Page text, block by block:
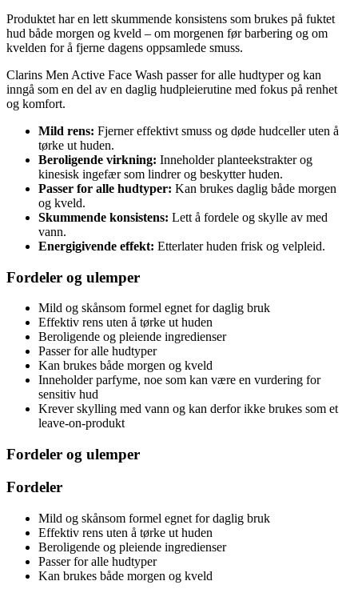
Produktet har en lett skummende konsistens som brukes på fuktet
hud både morgen og kveld – om morgenen før barbering og om
kvelden for å fjerne dagens oppsamlede smuss.
Clarins Men Active Face Wash passer for alle hudtyper og kan
inngå som en del av en daglig hudpleierutine med fokus på renhet
og komfort.
Mild rens: Fjerner effektivt smuss og døde hudceller uten å
tørke ut huden.
Beroligende virkning: Inneholder planteekstrakter og
kinesisk ingefær som lindrer og beskytter huden.
Passer for alle hudtyper: Kan brukes daglig både morgen
og kveld.
Skummende konsistens: Lett å fordele og skylle av med
vann.
Energigivende effekt: Etterlater huden frisk og velpleid.
Fordeler og ulemper
Mild og skånsom formel egnet for daglig bruk
Effektiv rens uten å tørke ut huden
Beroligende og pleiende ingredienser
Passer for alle hudtyper
Kan brukes både morgen og kveld
Inneholder parfyme, noe som kan være en vurdering for
sensitiv hud
Krever skylling med vann og kan derfor ikke brukes som et
leave-on-produkt
Fordeler og ulemper
Fordeler
Mild og skånsom formel egnet for daglig bruk
Effektiv rens uten å tørke ut huden
Beroligende og pleiende ingredienser
Passer for alle hudtyper
Kan brukes både morgen og kveld